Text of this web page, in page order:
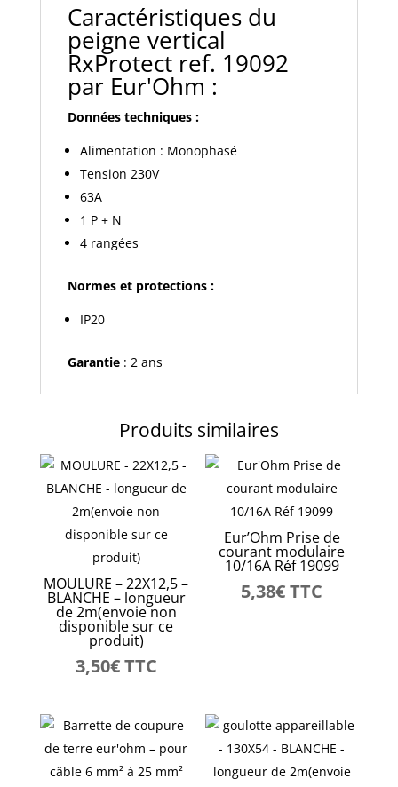
Caractéristiques du
peigne vertical
RxProtect ref. 19092
par Eur'Ohm :
Données techniques :
Alimentation : Monophasé
Tension 230V
63A
1 P + N
4 rangées
Normes et protections :
IP20
Garantie: 2 ans
Produits similaires
MOULURE – 22X12,5 –
BLANCHE – longueur
de 2m(envoie non
disponible sur ce
produit)
3,50€TTC
Eur’Ohm Prise de
courant modulaire
10/16A Réf 19099
5,38€TTC